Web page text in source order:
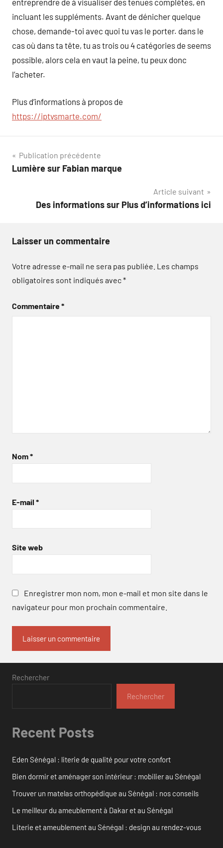
entreprendre de à visualiser des tenues complètes, en
incluant les suppléments. Avant de dénicher quelque
chose, demande-toi avec quoi tu vas le porter. dans le
cas où dans ta tête, tu as trois ou 4 catégories de seems
possible, alors cela en vaut la peine, tu peux donc
l’acheter.
Plus d’informations à propos de
https://iptvsmarte.com/
Navigation
de
Publication précédente
Lumière sur Fabian marque
Article suivant
Des informations sur Plus d’informations ici
Laisser un commentaire
Votre adresse e-mail ne sera pas publiée. Les champs
obligatoires sont indiqués avec*
Commentaire*
Nom*
E-mail *
Site web
Enregistrer mon nom, mon e-mail et mon site dans le
navigateur pour mon prochain commentaire.
Rechercher
Rechercher
Recent Posts
Eden Sénégal : literie de qualité pour votre confort
Bien dormir et aménager son intérieur : mobilier au Sénégal
Trouver un matelas orthopédique au Sénégal : nos conseils
Le meilleur du ameublement à Dakar et au Sénégal
Literie et ameublement au Sénégal : design au rendez-vous